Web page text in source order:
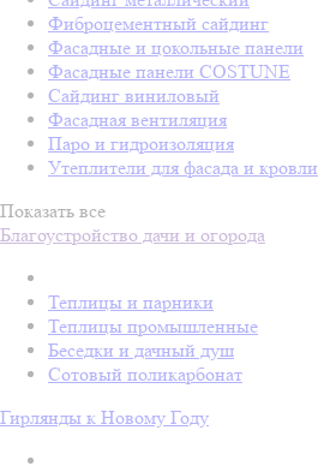
Фиброцементный сайдинг
Фасадные и цокольные панели
Фасадные панели COSTUNE
Сайдинг виниловый
Фасадная вентиляция
Паро и гидроизоляция
Утеплители для фасада и кровли
Показать все
Благоустройство дачи и огорода
Теплицы и парники
Теплицы промышленные
Беседки и дачный душ
Сотовый поликарбонат
Гирлянды к Новому Году